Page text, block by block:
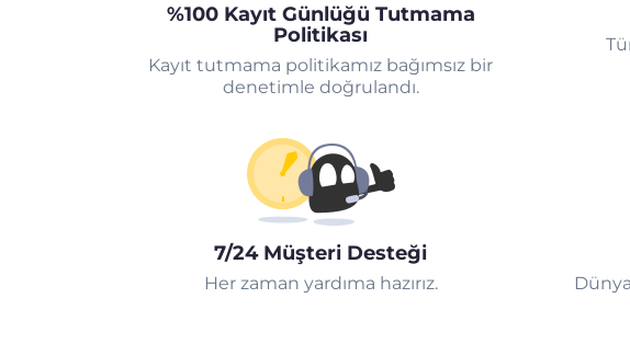
%100 Kayıt Günlüğü Tutmama
Politikası
Kayıt tutmama politikamız bağımsız bir
denetimle doğrulandı.
7/24 Müşteri Desteği
Her zaman yardıma hazırız.